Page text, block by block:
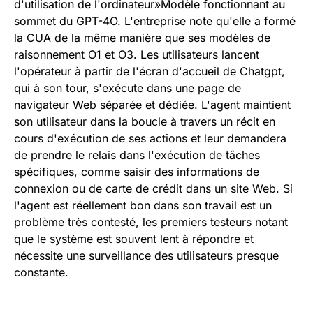
d'utilisation de l'ordinateur»Modèle fonctionnant au
sommet du GPT-4O. L'entreprise note qu'elle a formé
la CUA de la même manière que ses modèles de
raisonnement O1 et O3. Les utilisateurs lancent
l'opérateur à partir de l'écran d'accueil de Chatgpt,
qui à son tour, s'exécute dans une page de
navigateur Web séparée et dédiée. L'agent maintient
son utilisateur dans la boucle à travers un récit en
cours d'exécution de ses actions et leur demandera
de prendre le relais dans l'exécution de tâches
spécifiques, comme saisir des informations de
connexion ou de carte de crédit dans un site Web. Si
l'agent est réellement bon dans son travail est un
problème très contesté, les premiers testeurs notant
que le système est souvent lent à répondre et
nécessite une surveillance des utilisateurs presque
constante.